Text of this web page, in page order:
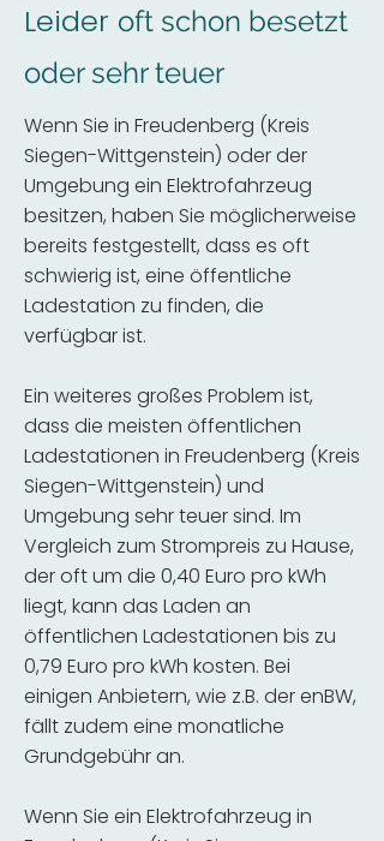
Leider oft schon besetzt
oder sehr teuer
Wenn Sie in Freudenberg (Kreis
Siegen-Wittgenstein) oder der
Umgebung ein Elektrofahrzeug
besitzen, haben Sie möglicherweise
bereits festgestellt, dass es oft
schwierig ist, eine öffentliche
Ladestation zu finden, die
verfügbar ist.
Ein weiteres großes Problem ist,
dass die meisten öffentlichen
Ladestationen in Freudenberg (Kreis
Siegen-Wittgenstein) und
Umgebung sehr teuer sind. Im
Vergleich zum Strompreis zu Hause,
der oft um die 0,40 Euro pro kWh
liegt, kann das Laden an
öffentlichen Ladestationen bis zu
0,79 Euro pro kWh kosten. Bei
einigen Anbietern, wie z.B. der enBW,
fällt zudem eine monatliche
Grundgebühr an.
Wenn Sie ein Elektrofahrzeug in